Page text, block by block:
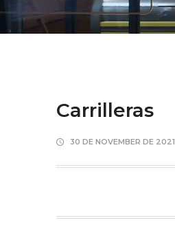
Carrilleras
30 DE NOVEMBER DE 2021